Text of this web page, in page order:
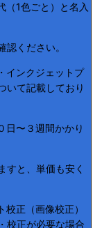
1色ごと）と名入
ください。
インクジェットプ
いて記載しており
日〜３週間かかり
と、単価も安く
正（画像校正）
校正が必要な場合